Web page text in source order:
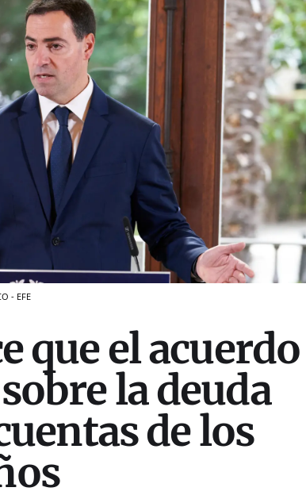
- EFE
que el acuerdo
la deuda
de los